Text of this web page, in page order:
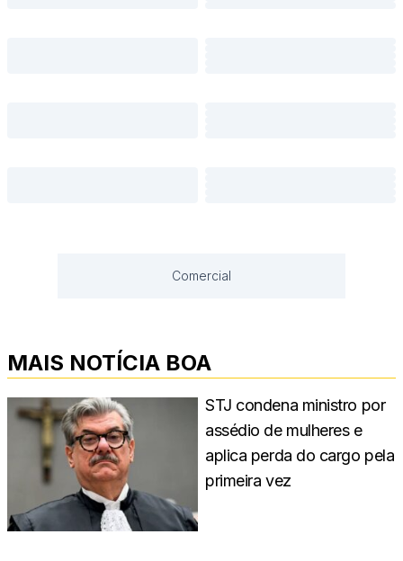
Comercial
MAIS NOTÍCIA BOA
STJ condena ministro por
assédio de mulheres e
aplica perda do cargo pela
primeira vez